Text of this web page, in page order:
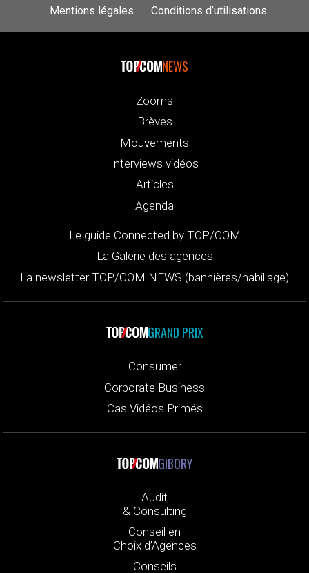
Mentions légales
Conditions d’utilisations
NEWS
Zooms
Brèves
Mouvements
Interviews vidéos
Articles
Agenda
Le guide Connected by TOP/COM
La Galerie des agences
La newsletter TOP/COM NEWS (bannières/habillage)
GRAND PRIX
Consumer
Corporate Business
Cas Vidéos Primés
GIBORY
Audit
& Consulting
Conseil en
Choix d’Agences
Conseils